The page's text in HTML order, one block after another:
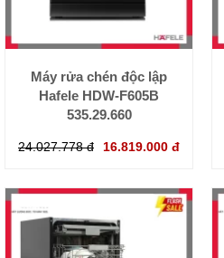
Máy rửa chén độc lập
Hafele HDW-F605B
535.29.660
24.027.778 đ 16.819.000 đ